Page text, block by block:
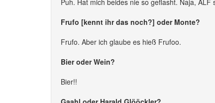
Puh. Hat mich beides nie so geflasht. Naja, ALF
Frufo [kennt ihr das noch?] oder Monte?
Frufo. Aber ich glaube es hieß Frufoo.
Bier oder Wein?
Bier!!